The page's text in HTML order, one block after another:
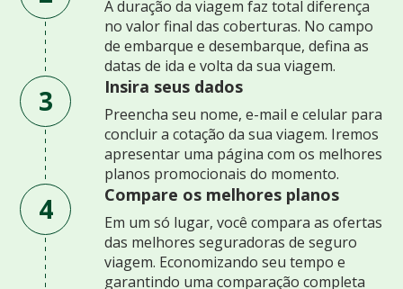
A duração da viagem faz total diferença
no valor final das coberturas. No campo
de embarque e desembarque, defina as
datas de ida e volta da sua viagem.
3 Insira seus dados
Preencha seu nome, e-mail e celular para
concluir a cotação da sua viagem. Iremos
apresentar uma página com os melhores
planos promocionais do momento.
4 Compare os melhores planos
Em um só lugar, você compara as ofertas
das melhores seguradoras de seguro
viagem. Economizando seu tempo e
garantindo uma comparação completa